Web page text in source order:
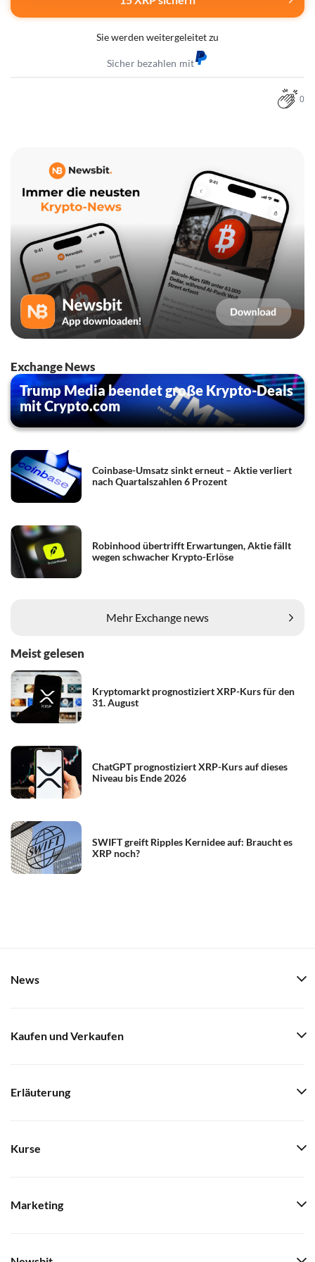
Sie werden weitergeleitet zu
Sicher bezahlen mit
0
Exchange News
Trump Media beendet große Krypto-Deals
mit Crypto.com
Coinbase-Umsatz sinkt erneut – Aktie verliert
nach Quartalszahlen 6 Prozent
Robinhood übertrifft Erwartungen, Aktie fällt
wegen schwacher Krypto-Erlöse
Mehr Exchange news
Meist gelesen
Kryptomarkt prognostiziert XRP-Kurs für den
31. August
ChatGPT prognostiziert XRP-Kurs auf dieses
Niveau bis Ende 2026
SWIFT greift Ripples Kernidee auf: Braucht es
XRP noch?
News
Kaufen und Verkaufen
Erläuterung
Kurse
Marketing